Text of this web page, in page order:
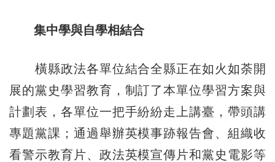
集中學與自學相結合
橫縣政法各單位結合全縣正在如火如荼開
展的黨史學習教育，制訂了本單位學習方案與
計劃表，各單位一把手紛紛走上講臺，帶頭講
專題黨課；通過舉辦英模事跡報告會、組織收
看警示教育片、政法英模宣傳片和黨史電影等